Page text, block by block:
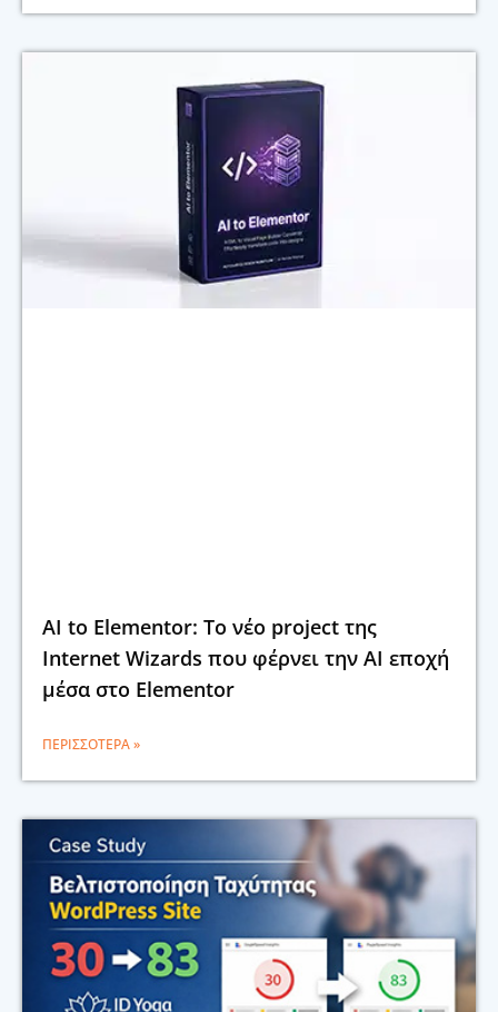
AI to Elementor: Το νέο project της
Internet Wizards που φέρνει την AI εποχή
μέσα στο Elementor
ΠΕΡΙΣΣΌΤΕΡΑ »